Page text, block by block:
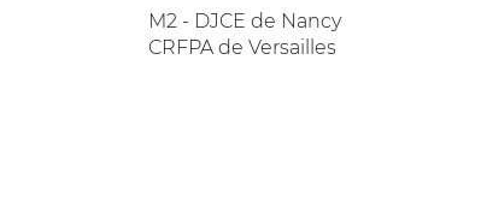
M2 - DJCE de Nancy
CRFPA de Versailles